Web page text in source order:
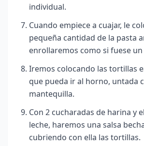
individual.
Cuando empiece a cuajar, le
pequeña cantidad de la pasta
enrollaremos como si fuese
Iremos colocando las tortillas
que pueda ir al horno, untada
mantequilla.
Con 2 cucharadas de harina y
leche, haremos una salsa
cubriendo con ella las tortillas.